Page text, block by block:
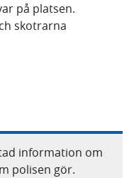
på platsen.
skotrarna
information om
polisen gör.